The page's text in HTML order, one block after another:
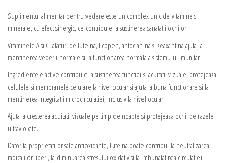
Suplimentul alimentar pentru vedere este un complex unic de vitamine si
minerale, cu efect sinergic, ce contribuie la sustinerea sanatatii ochilor.
Vitaminele A si C, alaturi de luteina, licopen, antocianina si zeaxantina ajuta la
mentinerea vederii normale si la functionarea normala a sistemului imunitar.
Ingredientele active contribuie la sustinerea functiei si acuitatii vizuale, protejeaza
celulele si membranele celulare la nivel ocular si ajuta la buna functionare si la
mentinerea integritatii microcirculatiei, inclusiv la nivel ocular.
Ajuta la cresterea acuitatii vizuale pe timp de noapte si protejeaza ochii de razele
ultraviolete.
Datorita proprietatilor sale antioxidante, luteina poate contribui la neutralizarea
radicalilor liberi, la diminuarea stresului oxidativ si la imbunatatirea circulatiei